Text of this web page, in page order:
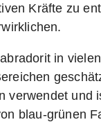
Kräfte zu
in vielen
verwendet und
blau-grünen